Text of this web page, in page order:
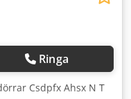
Ringa
Csdpfx Ahsx N T